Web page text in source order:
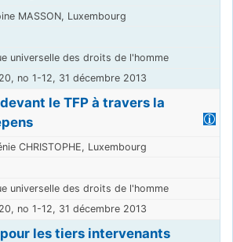
MASSON, Luxembourg
universelle des droits de l'homme
no 1-12, 31 décembre 2013
le TFP à travers la
CHRISTOPHE, Luxembourg
universelle des droits de l'homme
no 1-12, 31 décembre 2013
les tiers intervenants